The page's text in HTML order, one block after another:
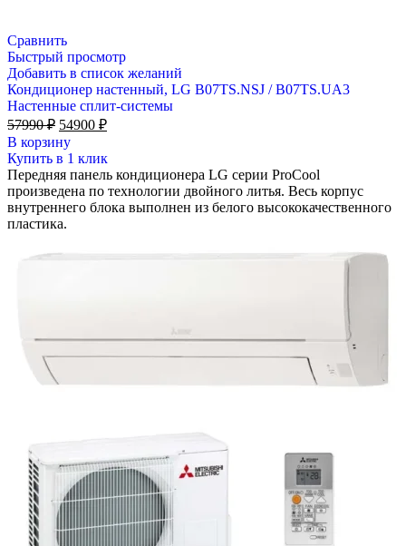
Сравнить
Быстрый просмотр
Добавить в список желаний
Кондиционер настенный, LG B07TS.NSJ / B07TS.UA3
Настенные сплит-системы
57990₽ Первоначальная
цена
составляла
57990 ₽.
54900 ₽Текущая
54900 ₽.
В корзину
Купить в 1 клик
Передняя панель кондиционера LG серии ProCool
произведена по технологии двойного литья. Весь корпус
внутреннего блока выполнен из белого высококачественного
пластика.